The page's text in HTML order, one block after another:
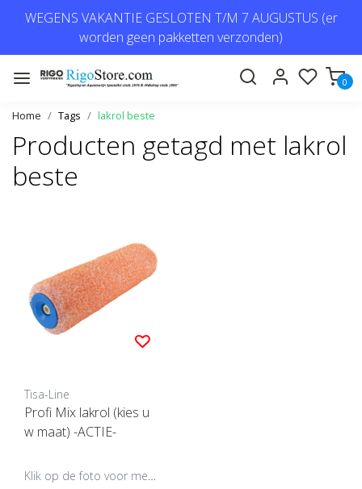
WEGENS VAKANTIE GESLOTEN T/M 7 AUGUSTUS (er
worden geen pakketten verzonden)
0
Home Tags lakrol beste
Producten getagd met lakrol
beste
Tisa-Line
Profi Mix lakrol (kies u
w maat) -ACTIE-